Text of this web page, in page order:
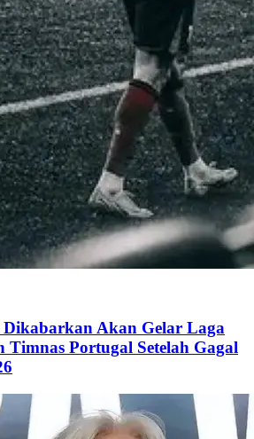
Akan Gelar Laga
Timnas Portugal Setelah Gagal